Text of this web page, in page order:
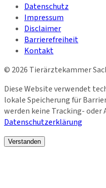
Datenschutz
Impressum
Disclaimer
Barrierefreiheit
Kontakt
© 2026 Tierärztekammer
Diese Website verwendet
lokale Speicherung für
werden keine Tracking- oder
Datenschutzerklärung
Verstanden